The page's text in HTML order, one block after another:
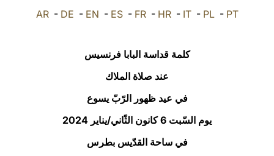
LATINE
AR- DE - EN - ES- FR- HR- IT- PL- PT
كلمة قداسة البابا فرنسيس
عند صلاة الملاك
في عيد ظهور الرّبّ يسوع
يوم السّبت 6 كانون الثّاني/يناير 2024
في ساحة القدّيس بطرس